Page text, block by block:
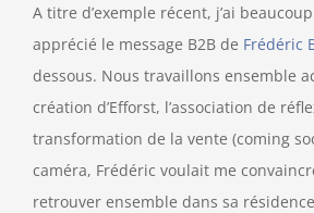
A titre d’exemple récent, j’ai beaucoup
apprécié le message B2B de Frédéric
dessous. Nous travaillons ensemble
création d’Efforst, l’association de
transformation de la vente (coming
caméra, Frédéric voulait me
retrouver ensemble dans sa